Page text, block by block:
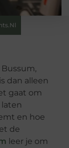
dan alleen
gaat om
en hoe
de
leer je om